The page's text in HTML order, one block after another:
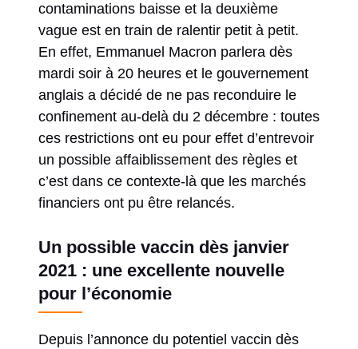
contaminations baisse et la deuxième
vague est en train de ralentir petit à petit.
En effet, Emmanuel Macron parlera dès
mardi soir à 20 heures et le gouvernement
anglais a décidé de ne pas reconduire le
confinement au-delà du 2 décembre : toutes
ces restrictions ont eu pour effet d’entrevoir
un possible affaiblissement des règles et
c’est dans ce contexte-là que les marchés
financiers ont pu être relancés.
Un possible vaccin dès janvier
2021 : une excellente nouvelle
pour l’économie
Depuis l’annonce du potentiel vaccin dès